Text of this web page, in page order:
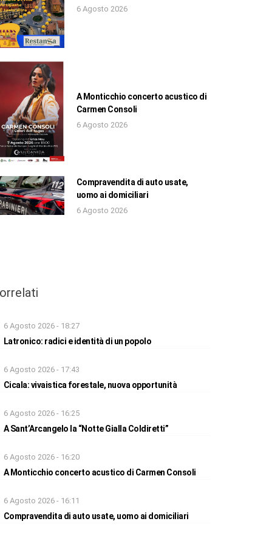
6 Agosto 2026
A Monticchio concerto acustico di
Carmen Consoli
6 Agosto 2026
Compravendita di auto usate,
uomo ai domiciliari
6 Agosto 2026
6 Agosto 2026 - 18:27
Latronico: radici e identità di un popolo
6 Agosto 2026 - 17:43
Cicala: vivaistica forestale, nuova opportunità
6 Agosto 2026 - 16:25
A Sant’Arcangelo la “Notte Gialla Coldiretti”
6 Agosto 2026 - 16:20
A Monticchio concerto acustico di Carmen Consoli
6 Agosto 2026 - 16:11
Compravendita di auto usate, uomo ai domiciliari